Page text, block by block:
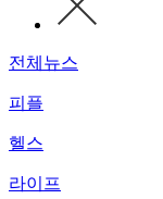
전체뉴스
피플
헬스
라이프